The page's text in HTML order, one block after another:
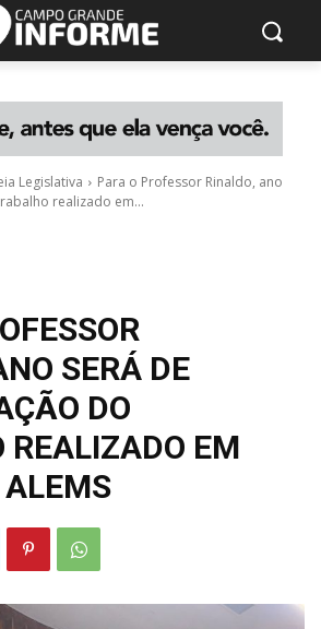
Legislativa
Para o Professor Rinaldo, ano
realizado em...
SERÁ DE
DO
REALIZADO EM